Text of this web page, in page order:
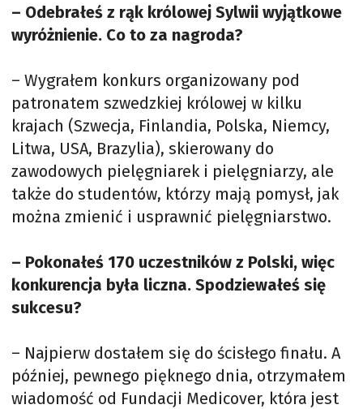
– Odebrałeś z rąk królowej Sylwii wyjątkowe
wyróżnienie. Co to za nagroda?
– Wygrałem konkurs organizowany pod
patronatem szwedzkiej królowej w kilku
krajach (Szwecja, Finlandia, Polska, Niemcy,
Litwa, USA, Brazylia), skierowany do
zawodowych pielęgniarek i pielęgniarzy, ale
także do studentów, którzy mają pomysł, jak
można zmienić i usprawnić pielęgniarstwo.
– Pokonałeś 170 uczestników z Polski, więc
konkurencja była liczna. Spodziewałeś się
sukcesu?
– Najpierw dostałem się do ścisłego finału. A
później, pewnego pięknego dnia, otrzymałem
wiadomość od Fundacji Medicover, która jest